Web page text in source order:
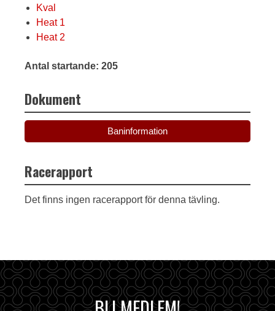
Kval
Heat 1
Heat 2
Antal startande: 205
Dokument
Baninformation
Racerapport
Det finns ingen racerapport för denna tävling.